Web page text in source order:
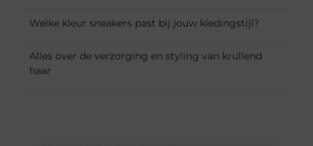
Welke kleur sneakers past bij jouw kledingstijl?
Alles over de verzorging en styling van krullend
haar